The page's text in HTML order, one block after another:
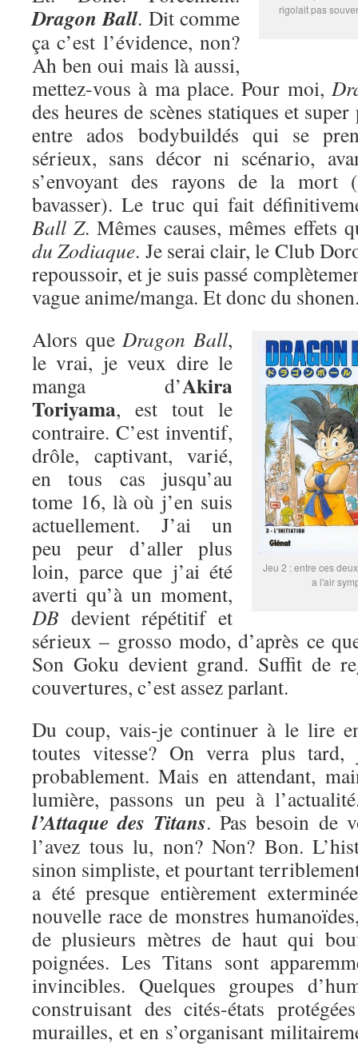
rigolait pas
Dragon Ball. Dit comme
ça c’est l’évidence, non?
Ah ben oui mais là aussi,
mettez-vous à ma place. Pour moi,
des heures de scènes statiques et
entre ados bodybuildés qui se
sérieux, sans décor ni scénario,
s’envoyant des rayons de la mort
bavasser). Le truc qui fait
Ball Z. Mêmes causes, mêmes effets
du Zodiaque. Je serai clair, le Club
repoussoir, et je suis passé
vague anime/manga. Et donc du
Jeu 2 : entre ces
a l'air
Alors queDragon Ball,
le vrai, je veux dire le
manga d’Akira
Toriyama, est tout le
contraire. C’est inventif,
drôle, captivant, varié,
en tous cas jusqu’au
tome 16, là où j’en suis
actuellement. J’ai un
peu peur d’aller plus
loin, parce que j’ai été
averti qu’à un moment,
DB devient répétitif et
sérieux – grosso modo, d’après ce
Son Goku devient grand. Suffit de
couvertures, c’est assez parlant.
Du coup, vais-je continuer à le lire
toutes vitesse? On verra plus
probablement. Mais en attendant,
lumière, passons un peu à
l’Attaque des Titans. Pas besoin de
l’avez tous lu, non? Non? Bon.
sinon simpliste, et pourtant
a été presque entièrement
nouvelle race de monstres
de plusieurs mètres de haut qui
poignées. Les Titans sont
invincibles. Quelques groupes
construisant des cités-états
murailles, et en s’organisant